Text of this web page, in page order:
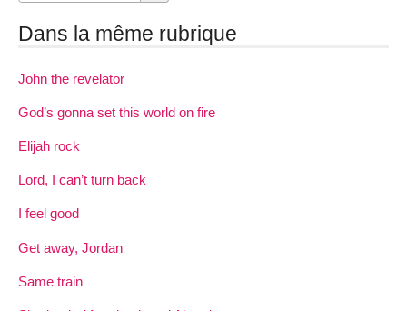
Dans la même rubrique
John the revelator
God’s gonna set this world on fire
Elijah rock
Lord, I can’t turn back
I feel good
Get away, Jordan
Same train